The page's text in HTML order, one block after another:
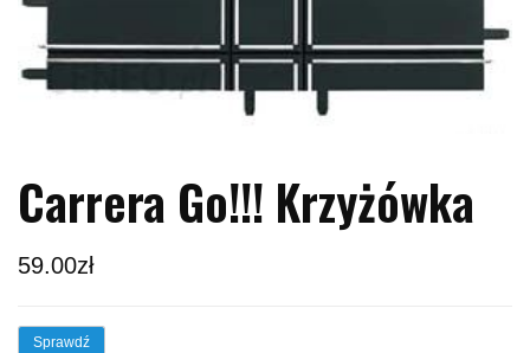
Carrera Go!!! Krzyżówka
59.00zł
Sprawdź